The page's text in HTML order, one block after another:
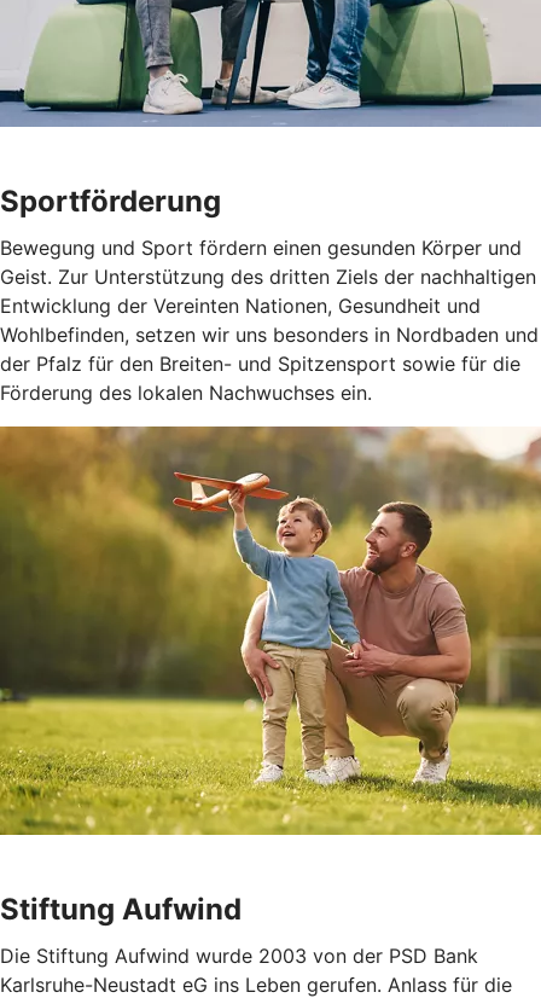
Sportförderung
Bewegung und Sport fördern einen gesunden Körper und
Geist. Zur Unterstützung des dritten Ziels der nachhaltigen
Entwicklung der Vereinten Nationen, Gesundheit und
Wohlbefinden, setzen wir uns besonders in Nordbaden und
der Pfalz für den Breiten- und Spitzensport sowie für die
Förderung des lokalen Nachwuchses ein.
Stiftung Aufwind
Die Stiftung Aufwind wurde 2003 von der PSD Bank
Karlsruhe-Neustadt eG ins Leben gerufen. Anlass für die